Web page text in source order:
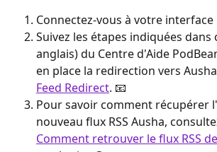
Connectez-vous à votre interface
Suivez les étapes indiquées dans
anglais) du Centre d'Aide
en place la redirection vers
Feed Redirect. 📧
Pour savoir comment récupérer
nouveau flux RSS Ausha,
Comment retrouver le flux RSS